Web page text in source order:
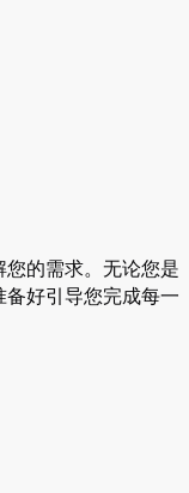
的需求。无论您是
好引导您完成每一